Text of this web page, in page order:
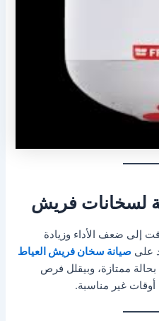
لسخانات فريش
إلى ضعف الأداء وزيادة
علىصيانة سخان فريش العياط
ممتازة، وبيقلل فرص
أوقات غير مناسبة.